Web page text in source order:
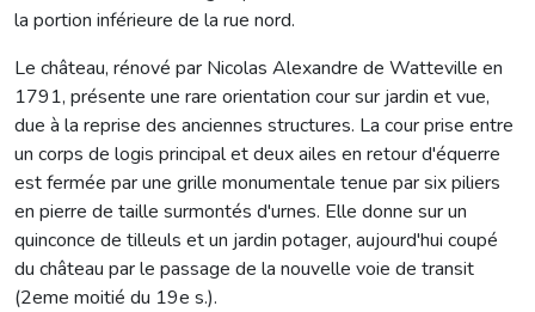
la portion inférieure de la rue nord.
Le château, rénové par Nicolas Alexandre de Watteville en
1791, présente une rare orientation cour sur jardin et vue,
due à la reprise des anciennes structures. La cour prise entre
un corps de logis principal et deux ailes en retour d'équerre
est fermée par une grille monumentale tenue par six piliers
en pierre de taille surmontés d'urnes. Elle donne sur un
quinconce de tilleuls et un jardin potager, aujourd'hui coupé
du château par le passage de la nouvelle voie de transit
(2eme moitié du 19e s.).